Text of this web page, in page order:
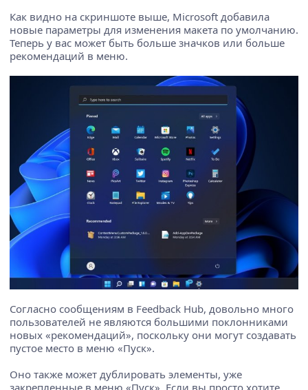
Как видно на скриншоте выше, Microsoft добавила
новые параметры для изменения макета по умолчанию.
Теперь у вас может быть больше значков или больше
рекомендаций в меню.
Согласно сообщениям в Feedback Hub, довольно много
пользователей не являются большими поклонниками
новых «рекомендаций», поскольку они могут создавать
пустое место в меню «Пуск».
Оно также может дублировать элементы, уже